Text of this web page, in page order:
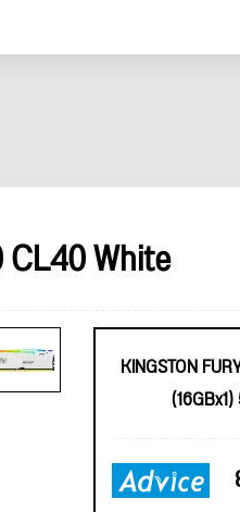
CL40 White
KINGSTON